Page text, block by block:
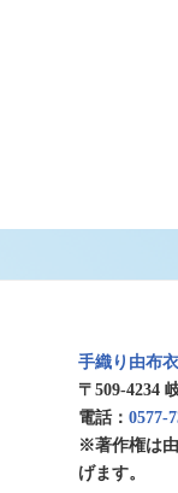
手織り由布
〒509-4234
電話：0577-
※著作権は
げます。